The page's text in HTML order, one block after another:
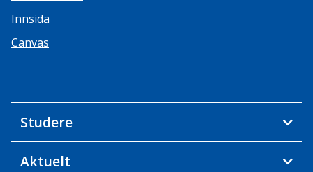
Innsida
Canvas
Studere
Aktuelt